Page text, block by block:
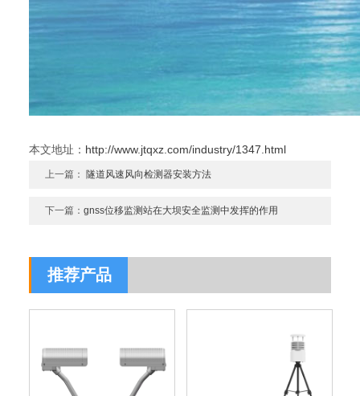
本文地址： http://www.jtqxz.com/industry/1347.html
上一篇： 隧道风速风向检测器安装方法
下一篇：gnss位移监测站在大坝安全监测中发挥的作用
推荐产品